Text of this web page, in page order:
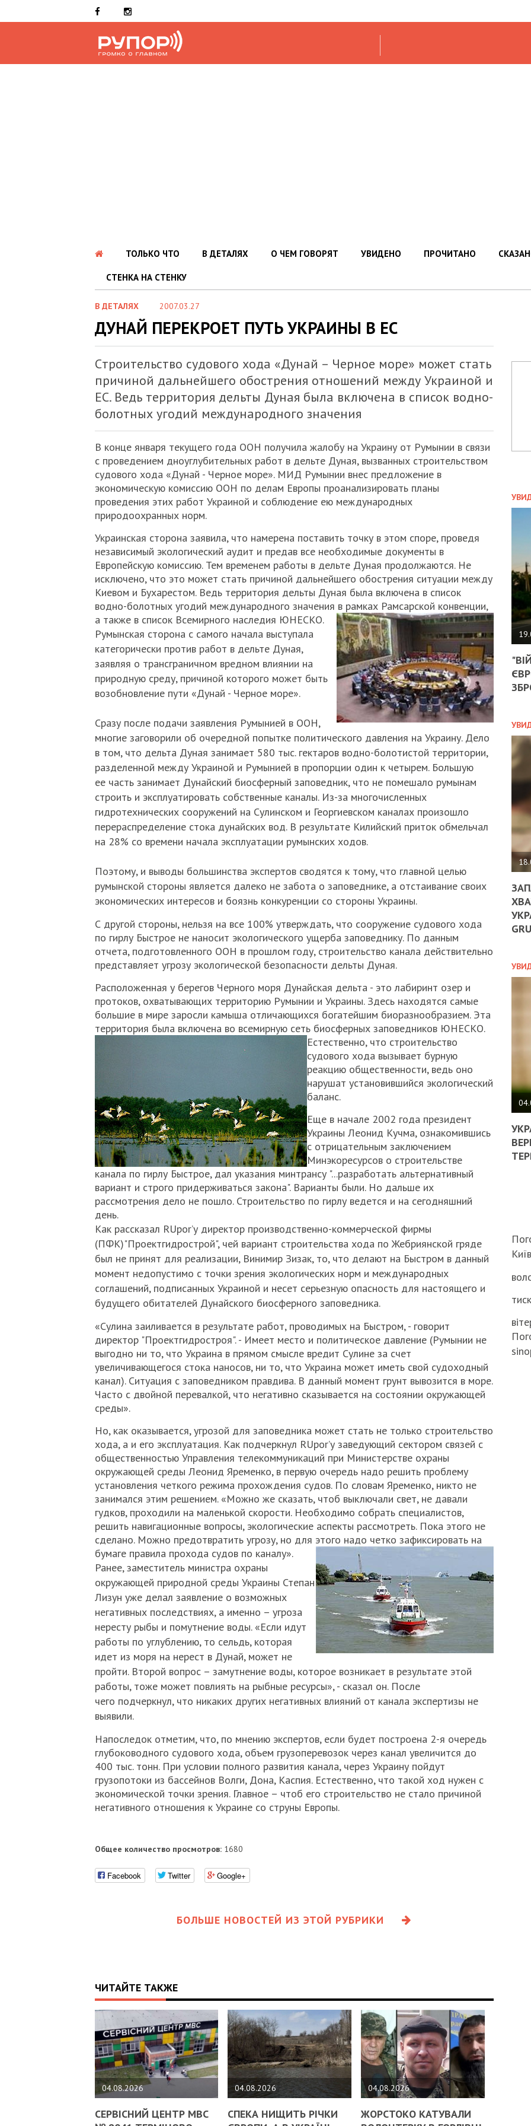
ТОЛЬКО ЧТО В ДЕТАЛЯХ О ЧЕМ ГОВОРЯТ УВИДЕНО ПРОЧИТАНО
СТЕНКА НА СТЕНКУ
В ДЕТАЛЯХ 2007.03.27
ДУНАЙ ПЕРЕКРОЕТ ПУТЬ УКРАИНЫ В ЕС
Cтроительство судового хода «Дунай – Черное море» может стать
причиной дальнейшего обострения отношений между Украиной и
ЕС. Ведь территория дельты Дуная была включена в список водно-
болотных угодий международного значения
В конце января текущего года ООН получила жалобу на Украину от Румынии в связи
с проведением дноуглубительных работ в дельте Дуная, вызванных строительством
судового хода «Дунай - Черное море». МИД Румынии внес предложение в
экономическую комиссию ООН по делам Европы проанализировать планы
проведения этих работ Украиной и соблюдение ею международных
природоохранных норм.
Украинская сторона заявила, что намерена поставить точку в этом споре, проведя
независимый экологический аудит и предав все необходимые документы в
Европейскую комиссию. Тем временем работы в дельте Дуная продолжаются. Не
исключено, что это может стать причиной дальнейшего обострения ситуации между
Киевом и Бухарестом. Ведь территория дельты Дуная была включена в список
водно-болотных угодий международного значения в рамках Рамсарской конвенции,
а также в список Всемирного наследия ЮНЕСКО.
Румынская сторона с самого начала выступала
категорически против работ в дельте Дуная,
заявляя о трансграничном вредном влиянии на
природную среду, причиной которого может быть
возобновление пути «Дунай - Черное море».
Сразу после подачи заявления Румынией в ООН,
многие заговорили об очередной попытке политического давления на Украину. Дело
в том, что дельта Дуная занимает 580 тыс. гектаров водно-болотистой территории,
разделенной между Украиной и Румынией в пропорции один к четырем. Большую
ее часть занимает Дунайский биосферный заповедник, что не помешало румынам
строить и эксплуатировать собственные каналы. Из-за многочисленных
гидротехнических сооружений на Сулинском и Георгиевском каналах произошло
перераспределение стока дунайских вод. В результате Килийский приток обмельчал
на 28% со времени начала эксплуатации румынских ходов.
Поэтому, и выводы большинства экспертов сводятся к тому, что главной целью
румынской стороны является далеко не забота о заповеднике, а отстаивание своих
экономических интересов и боязнь конкуренции со стороны Украины.
С другой стороны, нельзя на все 100% утверждать, что сооружение судового хода
по гирлу Быстрое не наносит экологического ущерба заповеднику. По данным
отчета, подготовленного ООН в прошлом году, строительство канала действительно
представляет угрозу экологической безопасности дельты Дуная.
Расположенная у берегов Черного моря Дунайская дельта - это лабиринт озер и
протоков, охватывающих территорию Румынии и Украины. Здесь находятся самые
большие в мире заросли камыша отличающихся богатейшим биоразнообразием. Эта
территория была включена во всемирную сеть биосферных заповедников ЮНЕСКО.
Естественно, что строительство
судового хода вызывает бурную
реакцию общественности, ведь оно
нарушат установившийся экологический
баланс.
Еще в начале 2002 года президент
Украины Леонид Кучма, ознакомившись
с отрицательным заключением
Минэкоресурсов о строительстве
канала по гирлу Быстрое, дал указания минтрансу "...разработать альтернативный
вариант и строго придерживаться закона". Варианты были. Но дальше их
рассмотрения дело не пошло. Строительство по гирлу ведется и на сегодняшний
день.
Как рассказал RUpor’у директор производственно-коммерческой фирмы
(ПФК)"Проектгидрострой", чей вариант строительства хода по Жебриянской гряде
был не принят для реализации, Винимир Зизак, то, что делают на Быстром в данный
момент недопустимо с точки зрения экологических норм и международных
соглашений, подписанных Украиной и несет серьезную опасность для настоящего и
будущего обитателей Дунайского биосферного заповедника.
«Сулина заиливается в результате работ, проводимых на Быстром, - говорит
директор "Проектгидростроя". - Имеет место и политическое давление (Румынии не
выгодно ни то, что Украина в прямом смысле вредит Сулине за счет
увеличивающегося стока наносов, ни то, что Украина может иметь свой судоходный
канал). Ситуация с заповедником правдива. В данный момент грунт вывозится в море.
Часто с двойной перевалкой, что негативно сказывается на состоянии окружающей
среды».
Но, как оказывается, угрозой для заповедника может стать не только строительство
хода, а и его эксплуатация. Как подчеркнул RUpor’у заведующий сектором связей с
общественностью Управления телекоммуникаций при Министерстве охраны
окружающей среды Леонид Яременко, в первую очередь надо решить проблему
установления четкого режима прохождения судов. По словам Яременко, никто не
занимался этим решением. «Можно же сказать, чтоб выключали свет, не давали
гудков, проходили на маленькой скорости. Необходимо собрать специалистов,
решить навигационные вопросы, экологические аспекты рассмотреть. Пока этого не
сделано. Можно предотвратить угрозу, но для этого надо четко зафиксировать на
бумаге правила прохода судов по каналу».
Ранее, заместитель министра охраны
окружающей природной среды Украины Степан
Лизун уже делал заявление о возможных
негативных последствиях, а именно – угроза
нересту рыбы и помутнение воды. «Если идут
работы по углублению, то сельдь, которая
идет из моря на нерест в Дунай, может не
пройти. Второй вопрос – замутнение воды, которое возникает в результате этой
работы, тоже может повлиять на рыбные ресурсы», - сказал он. После
чего подчеркнул, что никаких других негативных влияний от канала экспертизы не
выявили.
Напоследок отметим, что, по мнению экспертов, если будет построена 2-я очередь
глубоководного судового хода, объем грузоперевозок через канал увеличится до
400 тыс. тонн. При условии полного развития канала, через Украину пойдут
грузопотоки из бассейнов Волги, Дона, Каспия. Естественно, что такой ход нужен с
экономической точки зрения. Главное – чтоб его строительство не стало причиной
негативного отношения к Украине со струны Европы.
Общее количество просмотров:1680
Facebook Twitter Google+
БОЛЬШЕ НОВОСТЕЙ ИЗ ЭТОЙ РУБРИКИ
ЧИТАЙТЕ ТАКЖЕ
04.08.2026
СЕРВІСНИЙ ЦЕНТР МВС
04.08.2026
СПЕКА НИЩИТЬ РІЧКИ
04.08.2026
ЖОРСТОКО КАТУВАЛИ
НА
ДО
ЄС
-
НА
Київ